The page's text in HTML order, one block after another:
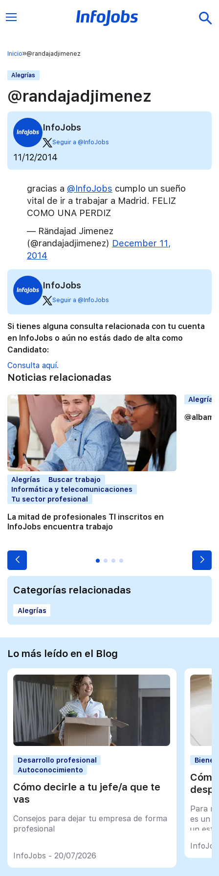
Inicio @randajadjimenez
Alegrías
@randajadjimenez
InfoJobs
Seguir a @InfoJobs
11/12/2014
gracias a @InfoJobs cumplo un sueño
vital de ir a trabajar a Madrid. FELIZ
COMO UNA PERDIZ
— Rändajad Jimenez
(@randajadjimenez) December 11,
2014
InfoJobs
Seguir a @InfoJobs
Si tienes alguna consulta relacionada con tu cuenta
en InfoJobs o aún no estás dado de alta como
Candidato:
Consulta aquí.
Noticias relacionadas
Alegrías
Buscar trabajo
Informática y telecomunicaciones
Tu sector profesional
La mitad de profesionales TI inscritos en
InfoJobs encuentra trabajo
Alegrías
Categorías relacionadas
Alegrías
Lo más leído en el Blog
Desarrollo profesional
Autoconocimiento
Cómo decirle a tu jefe/a que te
vas
Consejos para dejar tu empresa de forma
profesional
InfoJobs - 20/07/2026
Para
es un
un